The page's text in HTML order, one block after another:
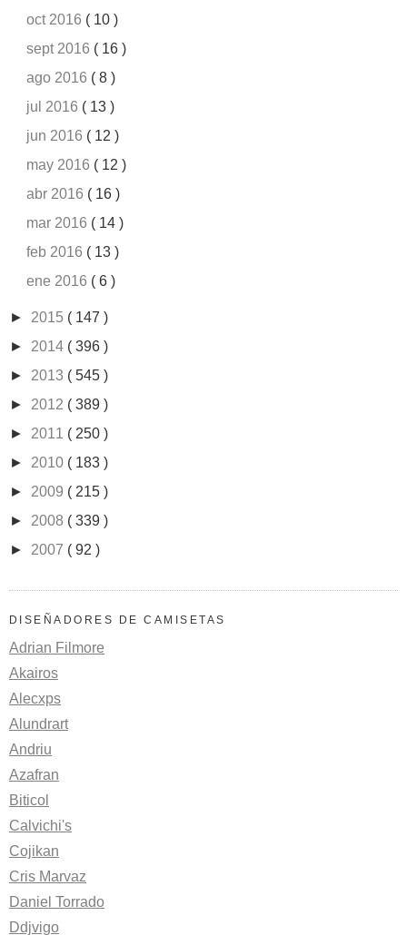
oct 2016 ( 10 )
sept 2016 ( 16 )
ago 2016 ( 8 )
jul 2016 ( 13 )
jun 2016 ( 12 )
may 2016 ( 12 )
abr 2016 ( 16 )
mar 2016 ( 14 )
feb 2016 ( 13 )
ene 2016 ( 6 )
► 2015 ( 147 )
► 2014 ( 396 )
► 2013 ( 545 )
► 2012 ( 389 )
► 2011 ( 250 )
► 2010 ( 183 )
► 2009 ( 215 )
► 2008 ( 339 )
► 2007 ( 92 )
DISEÑADORES DE CAMISETAS
Adrian Filmore
Akairos
Alecxps
Alundrart
Andriu
Azafran
Biticol
Calvichi's
Cojikan
Cris Marvaz
Daniel Torrado
Ddjvigo